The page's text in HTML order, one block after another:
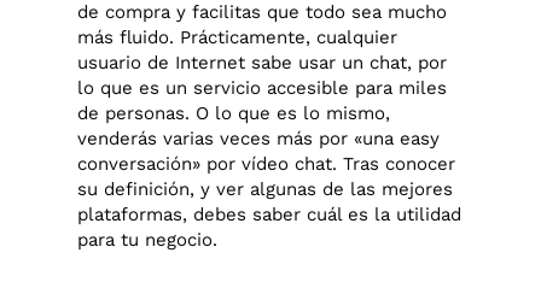
de compra y facilitas que todo sea mucho
más fluido. Prácticamente, cualquier
usuario de Internet sabe usar un chat, por
lo que es un servicio accesible para miles
de personas. O lo que es lo mismo,
venderás varias veces más por «una easy
conversación» por vídeo chat. Tras conocer
su definición, y ver algunas de las mejores
plataformas, debes saber cuál es la utilidad
para tu negocio.